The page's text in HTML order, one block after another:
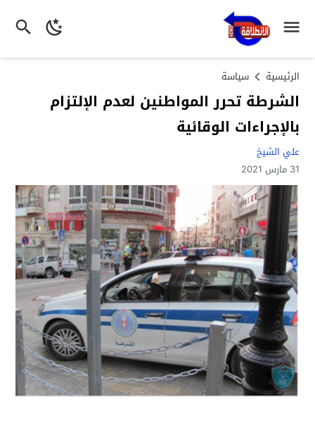
الرئيسية سياسة
الشرطة تحرر المواطنين لعدم الإلتزام
بالإجراءات الوقائية
علي الشيخ
31 مارس 2021